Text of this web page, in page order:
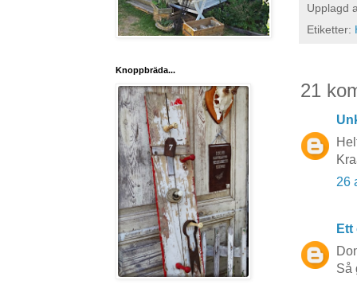
Upplagd
Etiketter:
21
26
Så
Knoppbräda...